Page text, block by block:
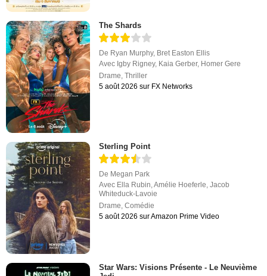
The Shards
De Ryan Murphy, Bret Easton Ellis
Avec Igby Rigney, Kaia Gerber, Homer Gere
Drame ,Thriller
5 août 2026 sur FX Networks
Sterling Point
De Megan Park
Avec Ella Rubin,Amélie Hoeferle,Jacob
Whiteduck-Lavoie
Drame,Comédie
5 août 2026 sur Amazon Prime Video
Star Wars: Visions Présente - Le Neuvième